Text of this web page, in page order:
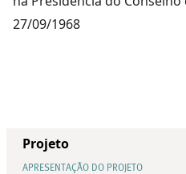
27/09/1968
Projeto
APRESENTAÇÃO DO PROJETO